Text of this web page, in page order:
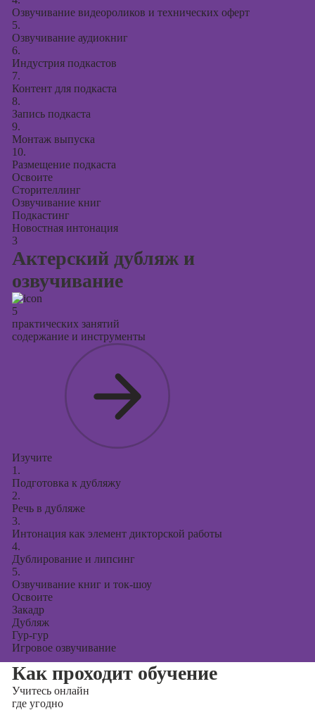
Озвучивание видеороликов и технических оферт
5.
Озвучивание аудиокниг
6.
Индустрия подкастов
7.
Контент для подкаста
8.
Запись подкаста
9.
Монтаж выпуска
10.
Размещение подкаста
Освоите
Сторителлинг
Озвучивание книг
Подкастинг
Новостная интонация
3
Актерский дубляж и
озвучивание
5
практических занятий
содержание и инструменты
Изучите
1.
Подготовка к дубляжу
2.
Речь в дубляже
3.
Интонация как элемент дикторской работы
4.
Дублирование и липсинг
5.
Озвучивание книг и ток-шоу
Освоите
Закадр
Дубляж
Гур-гур
Игровое озвучивание
Как проходит обучение
Учитесь онлайн
где угодно